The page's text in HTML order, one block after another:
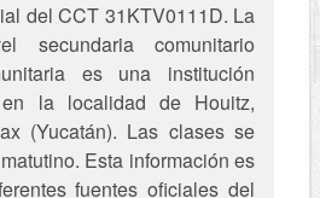
del CCT 31KTV0111D. La
secundaria comunitario
es una institución
la localidad de Houitz,
(Yucatán). Las clases se
Esta información es
fuentes oficiales del